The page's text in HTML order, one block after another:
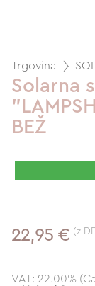
Trgovina
Solarna
BEŽ
22,95 € (z
VAT: 22.00%